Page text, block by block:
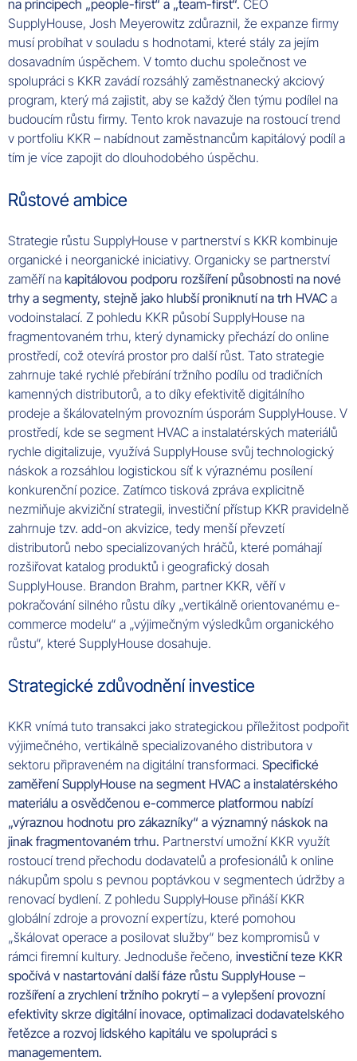
na principech „people-first“ a „team-first“. CEO
SupplyHouse, Josh Meyerowitz zdůraznil, že expanze firmy
musí probíhat v souladu s hodnotami, které stály za jejím
dosavadním úspěchem. V tomto duchu společnost ve
spolupráci s KKR zavádí rozsáhlý zaměstnanecký akciový
program, který má zajistit, aby se každý člen týmu podílel na
budoucím růstu firmy. Tento krok navazuje na rostoucí trend
v portfoliu KKR – nabídnout zaměstnancům kapitálový podíl a
tím je více zapojit do dlouhodobého úspěchu.
Růstové ambice
Strategie růstu SupplyHouse v partnerství s KKR kombinuje
organické i neorganické iniciativy. Organicky se partnerství
zaměří na kapitálovou podporu rozšíření působnosti na nové
trhy a segmenty, stejně jako hlubší proniknutí na trh HVAC a
vodoinstalací. Z pohledu KKR působí SupplyHouse na
fragmentovaném trhu, který dynamicky přechází do online
prostředí, což otevírá prostor pro další růst. Tato strategie
zahrnuje také rychlé přebírání tržního podílu od tradičních
kamenných distributorů, a to díky efektivitě digitálního
prodeje a škálovatelným provozním úsporám SupplyHouse. V
prostředí, kde se segment HVAC a instalatérských materiálů
rychle digitalizuje, využívá SupplyHouse svůj technologický
náskok a rozsáhlou logistickou síť k výraznému posílení
konkurenční pozice. Zatímco tisková zpráva explicitně
nezmiňuje akviziční strategii, investiční přístup KKR pravidelně
zahrnuje tzv. add-on akvizice, tedy menší převzetí
distributorů nebo specializovaných hráčů, které pomáhají
rozšiřovat katalog produktů i geografický dosah
SupplyHouse. Brandon Brahm, partner KKR, věří v
pokračování silného růstu díky „vertikálně orientovanému e-
commerce modelu“ a „výjimečným výsledkům organického
růstu“, které SupplyHouse dosahuje.
Strategické zdůvodnění investice
KKR vnímá tuto transakci jako strategickou příležitost podpořit
výjimečného, vertikálně specializovaného distributora v
sektoru připraveném na digitální transformaci. Specifické
zaměření SupplyHouse na segment HVAC a instalatérského
materiálu a osvědčenou e-commerce platformou nabízí
„výraznou hodnotu pro zákazníky“ a významný náskok na
jinak fragmentovaném trhu. Partnerství umožní KKR využít
rostoucí trend přechodu dodavatelů a profesionálů k online
nákupům spolu s pevnou poptávkou v segmentech údržby a
renovací bydlení. Z pohledu SupplyHouse přináší KKR
globální zdroje a provozní expertízu, které pomohou
„škálovat operace a posilovat služby“ bez kompromisů v
rámci firemní kultury. Jednoduše řečeno, investiční teze KKR
spočívá v nastartování další fáze růstu SupplyHouse –
rozšíření a zrychlení tržního pokrytí – a vylepšení provozní
efektivity skrze digitální inovace, optimalizaci dodavatelského
řetězce a rozvoj lidského kapitálu ve spolupráci s
managementem.